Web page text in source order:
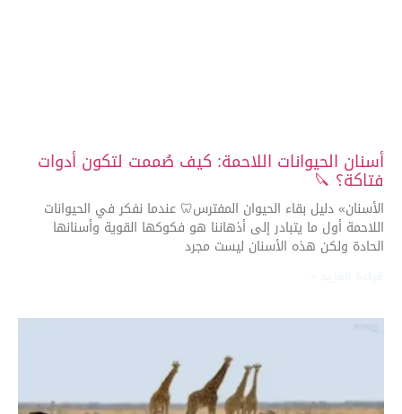
أسنان الحيوانات اللاحمة: كيف صُممت لتكون أدوات
فتاكة؟ 🔪
الأسنان» دليل بقاء الحيوان المفترس🦷 عندما نفكر في الحيوانات
اللاحمة أول ما يتبادر إلى أذهاننا هو فكوكها القوية وأسنانها
الحادة ولكن هذه الأسنان ليست مجرد